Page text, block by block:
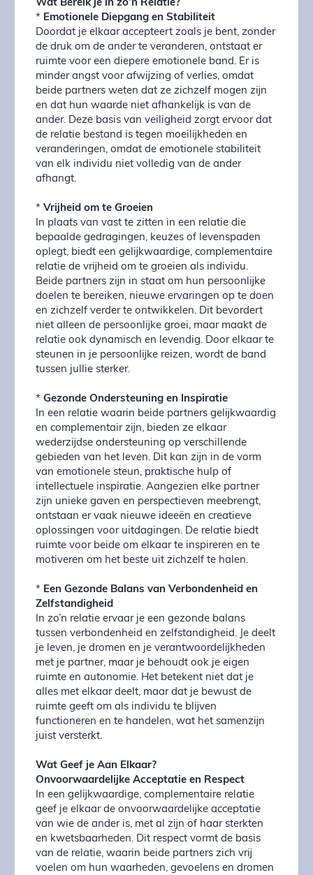
Wat Bereik je in zo’n Relatie?
* Emotionele Diepgang en Stabiliteit
Doordat je elkaar accepteert zoals je bent, zonder
de druk om de ander te veranderen, ontstaat er
ruimte voor een diepere emotionele band. Er is
minder angst voor afwijzing of verlies, omdat
beide partners weten dat ze zichzelf mogen zijn
en dat hun waarde niet afhankelijk is van de
ander. Deze basis van veiligheid zorgt ervoor dat
de relatie bestand is tegen moeilijkheden en
veranderingen, omdat de emotionele stabiliteit
van elk individu niet volledig van de ander
afhangt.
* Vrijheid om te Groeien
In plaats van vast te zitten in een relatie die
bepaalde gedragingen, keuzes of levenspaden
oplegt, biedt een gelijkwaardige, complementaire
relatie de vrijheid om te groeien als individu.
Beide partners zijn in staat om hun persoonlijke
doelen te bereiken, nieuwe ervaringen op te doen
en zichzelf verder te ontwikkelen. Dit bevordert
niet alleen de persoonlijke groei, maar maakt de
relatie ook dynamisch en levendig. Door elkaar te
steunen in je persoonlijke reizen, wordt de band
tussen jullie sterker.
* Gezonde Ondersteuning en Inspiratie
In een relatie waarin beide partners gelijkwaardig
en complementair zijn, bieden ze elkaar
wederzijdse ondersteuning op verschillende
gebieden van het leven. Dit kan zijn in de vorm
van emotionele steun, praktische hulp of
intellectuele inspiratie. Aangezien elke partner
zijn unieke gaven en perspectieven meebrengt,
ontstaan er vaak nieuwe ideeën en creatieve
oplossingen voor uitdagingen. De relatie biedt
ruimte voor beide om elkaar te inspireren en te
motiveren om het beste uit zichzelf te halen.
* Een Gezonde Balans van Verbondenheid en
Zelfstandigheid
In zo’n relatie ervaar je een gezonde balans
tussen verbondenheid en zelfstandigheid. Je deelt
je leven, je dromen en je verantwoordelijkheden
met je partner, maar je behoudt ook je eigen
ruimte en autonomie. Het betekent niet dat je
alles met elkaar deelt, maar dat je bewust de
ruimte geeft om als individu te blijven
functioneren en te handelen, wat het samenzijn
juist versterkt.
Wat Geef je Aan Elkaar?
Onvoorwaardelijke Acceptatie en Respect
In een gelijkwaardige, complementaire relatie
geef je elkaar de onvoorwaardelijke acceptatie
van wie de ander is, met al zijn of haar sterkten
en kwetsbaarheden. Dit respect vormt de basis
van de relatie, waarin beide partners zich vrij
voelen om hun waarheden, gevoelens en dromen